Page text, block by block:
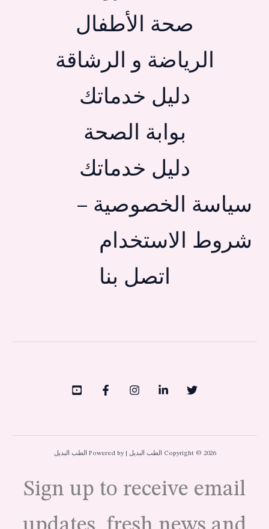
صحة الأطفال
الرياضة و الرشاقة
دليل خدماتك
بوابة الصحة
دليل خدماتك
سياسة الخصوصية –
شروط الاستخدام
اتصل بنا
Copyright © 2026 الطب البديل | Powered by الطب البديل
Sign up to receive email